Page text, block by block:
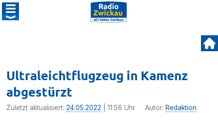
Ultraleichtflugzeug in Kamenz
abgestürzt
Zuletzt aktualisiert:24.05.2022 | 11:56 Uhr Autor: Redaktion